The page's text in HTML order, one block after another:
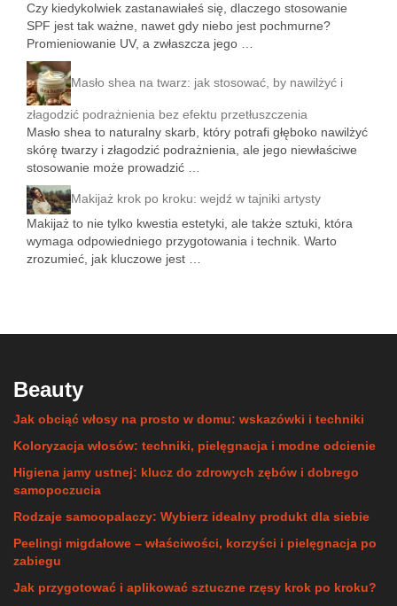
Czy kiedykolwiek zastanawiałeś się, dlaczego stosowanie
SPF jest tak ważne, nawet gdy niebo jest pochmurne?
Promieniowanie UV, a zwłaszcza jego …
Masło shea na twarz: jak stosować, by nawilżyć i
złagodzić podrażnienia bez efektu przetłuszczenia
Masło shea to naturalny skarb, który potrafi głęboko nawilżyć
skórę twarzy i złagodzić podrażnienia, ale jego niewłaściwe
stosowanie może prowadzić …
Makijaż krok po kroku: wejdź w tajniki artysty
Makijaż to nie tylko kwestia estetyki, ale także sztuki, która
wymaga odpowiedniego przygotowania i technik. Warto
zrozumieć, jak kluczowe jest …
Beauty
Jak obciąć włosy na prosto w domu: wskazówki i techniki
Koloryzacja włosów: techniki, pielęgnacja i modne odcienie
Higiena jamy ustnej: klucz do zdrowych zębów i dobrego
samopoczucia
Rodzaje samoopalaczy: Wybierz idealny produkt dla siebie
Peelingi migdałowe – właściwości, korzyści i pielęgnacja po
zabiegu
Jak przygotować i aplikować sztuczne rzęsy krok po kroku?